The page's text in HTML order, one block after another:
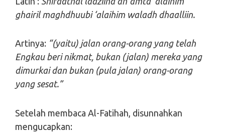
ghairil maghdhuubi ‘alaihim waladh dhaalliin.
Artinya: “(yaitu) jalan orang-orang yang telah
Engkau beri nikmat, bukan (jalan) mereka yang
dimurkai dan bukan (pula jalan) orang-orang
yang sesat.”
Setelah membaca Al-Fatihah, disunnahkan
mengucapkan: